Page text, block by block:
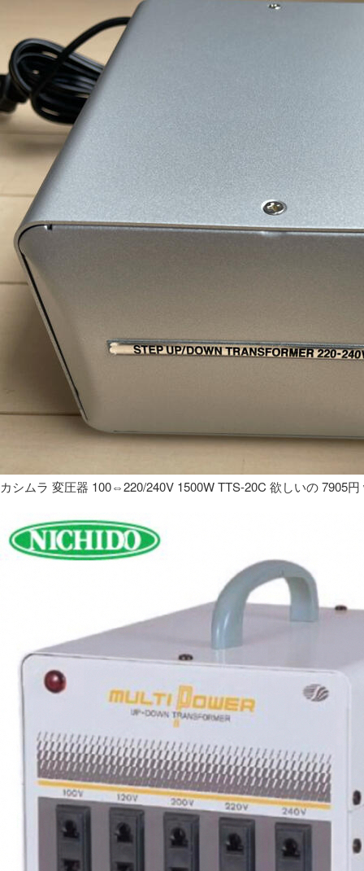
カシムラ 変圧器 100⇔220/240V 1500W TTS-20C 欲しいの 7905円